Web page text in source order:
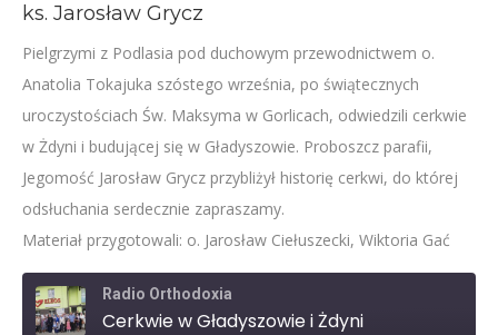
ks. Jarosław Grycz
Pielgrzymi z Podlasia pod duchowym przewodnictwem o.
Anatolia Tokajuka szóstego września, po świątecznych
uroczystościach Św. Maksyma w Gorlicach, odwiedzili cerkwie
w Żdyni i budującej się w Gładyszowie. Proboszcz parafii,
Jegomość Jarosław Grycz przybliżył historię cerkwi, do której
odsłuchania serdecznie zapraszamy.
Materiał przygotowali: o. Jarosław Ciełuszecki, Wiktoria Gać
Radio Orthodoxia
Cerkwie w Gładyszowie i Żdyni